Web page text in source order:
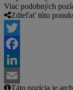
Viac podobných
Zdieľať túto
Twitter
Facebook
LinkedIn
Táto pozícia je